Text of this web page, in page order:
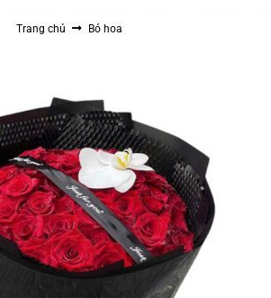
Trang chủ Bó hoa